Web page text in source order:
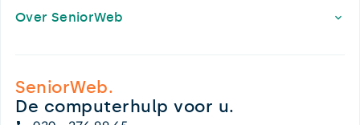
Over SeniorWeb
SeniorWeb.
De computerhulp voor u.